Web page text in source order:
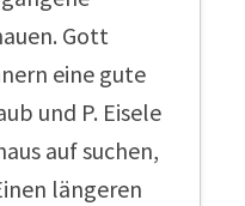
Gott
eine gute
und P. Eisele
auf suchen,
längeren